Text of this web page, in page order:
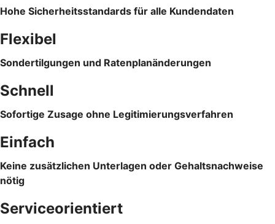
Hohe Sicherheitsstandards für alle Kundendaten
Flexibel
Sondertilgungen und Ratenplanänderungen
Schnell
Sofortige Zusage ohne Legitimierungsverfahren
Einfach
Keine zusätzlichen Unterlagen oder Gehaltsnachweise
nötig
Serviceorientiert